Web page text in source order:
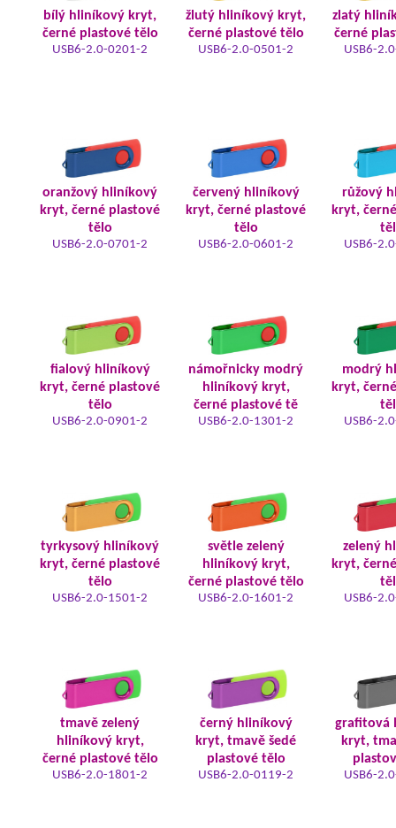
bílý hliníkový kryt,
černé plastové tělo
USB6-2.0-0201-2
žlutý hliníkový kryt,
černé plastové tělo
USB6-2.0-0501-2
zlatý
černé
USB6-
oranžový hliníkový
kryt, černé plastové
tělo
USB6-2.0-0701-2
červený hliníkový
kryt, černé plastové
tělo
USB6-2.0-0601-2
růžový
kryt,
USB6-
fialový hliníkový
kryt, černé plastové
tělo
USB6-2.0-0901-2
námořnicky modrý
hliníkový kryt,
černé plastové tě
USB6-2.0-1301-2
modrý
kryt,
USB6-
tyrkysový hliníkový
kryt, černé plastové
tělo
USB6-2.0-1501-2
světle zelený
hliníkový kryt,
černé plastové tělo
USB6-2.0-1601-2
zelený
kryt,
USB6-
tmavě zelený
hliníkový kryt,
černé plastové tělo
USB6-2.0-1801-2
černý hliníkový
kryt, tmavě šedé
plastové tělo
USB6-2.0-0119-2
grafitová
kryt,
USB6-